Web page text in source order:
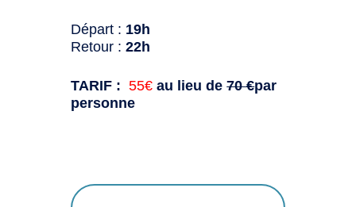
Départ : 19h
Retour : 22h
TARIF :55€ au lieu de70 €par
personne